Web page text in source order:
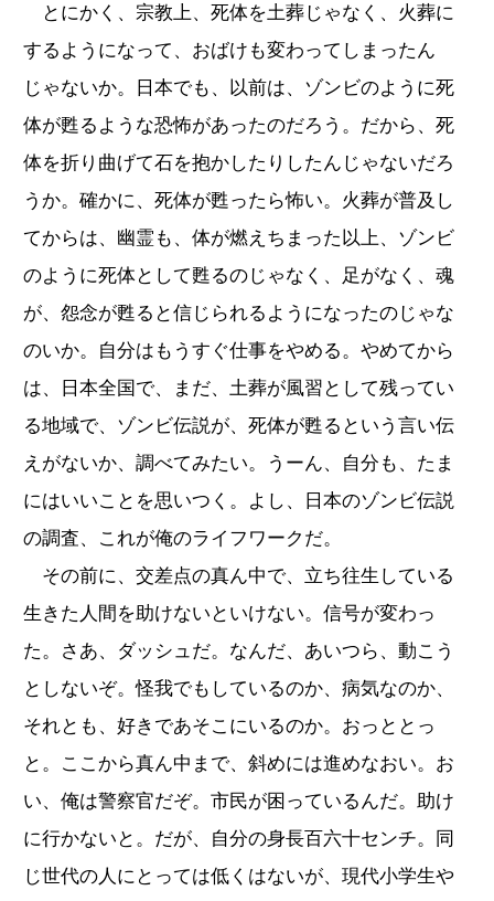
とにかく、宗教上、死体を土葬じゃなく、火葬に
するようになって、おばけも変わってしまったん
じゃないか。日本でも、以前は、ゾンビのように死
体が甦るような恐怖があったのだろう。だから、死
体を折り曲げて石を抱かしたりしたんじゃないだろ
うか。確かに、死体が甦ったら怖い。火葬が普及し
てからは、幽霊も、体が燃えちまった以上、ゾンビ
のように死体として甦るのじゃなく、足がなく、魂
が、怨念が甦ると信じられるようになったのじゃな
のいか。自分はもうすぐ仕事をやめる。やめてから
は、日本全国で、まだ、土葬が風習として残ってい
る地域で、ゾンビ伝説が、死体が甦るという言い伝
えがないか、調べてみたい。うーん、自分も、たま
にはいいことを思いつく。よし、日本のゾンビ伝説
の調査、これが俺のライフワークだ。
その前に、交差点の真ん中で、立ち往生している
生きた人間を助けないといけない。信号が変わっ
た。さあ、ダッシュだ。なんだ、あいつら、動こう
としないぞ。怪我でもしているのか、病気なのか、
それとも、好きであそこにいるのか。おっととっ
と。ここから真ん中まで、斜めには進めなおい。お
い、俺は警察官だぞ。市民が困っているんだ。助け
に行かないと。だが、自分の身長百六十センチ。同
じ世代の人にとっては低くはないが、現代小学生や